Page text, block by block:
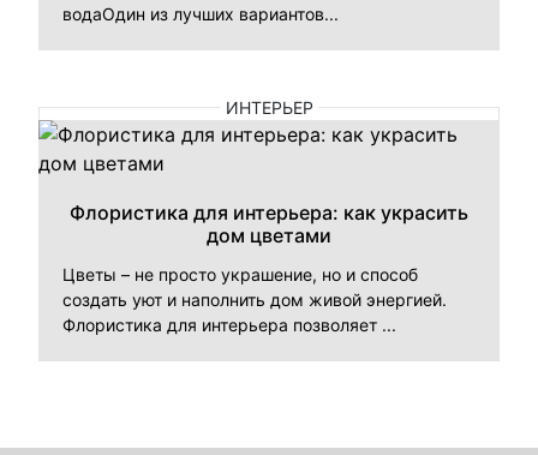
водаОдин из лучших вариантов...
ИНТЕРЬЕР
Флористика для интерьера: как украсить
дом цветами
Цветы – не просто украшение, но и способ
создать уют и наполнить дом живой энергией.
Флористика для интерьера позволяет ...